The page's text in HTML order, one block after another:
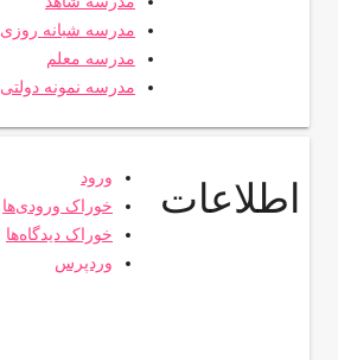
مدرسه شبانه روزی
مدرسه معلم
مدرسه نمونه دولتی
اطلاعات
ورود
خوراک ورودی‌ها
خوراک دیدگاه‌ها
وردپرس